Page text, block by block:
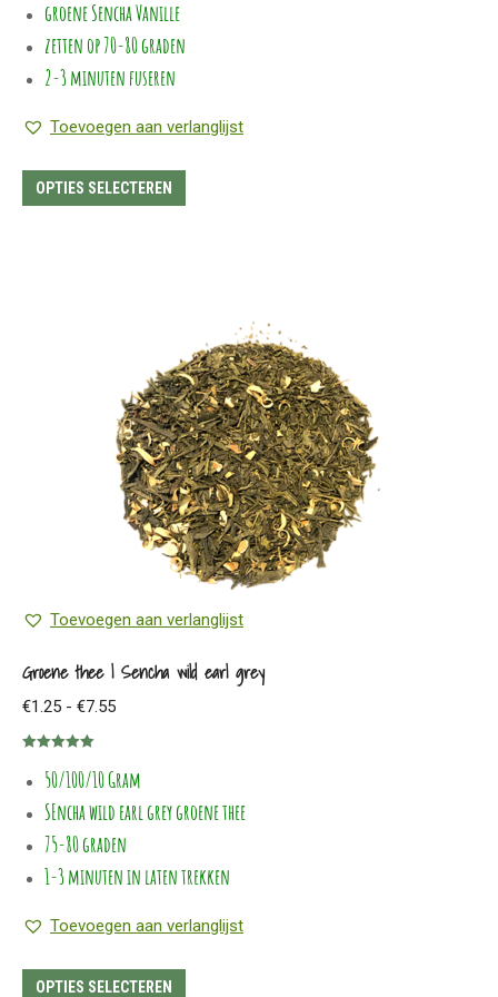
€6.95
groene Sencha Vanille
zetten op 70-80 graden
2-3 minuten fuseren
Toevoegen aan verlanglijst
OPTIES SELECTEREN
optie
kan
gekozen
worden
op
de
productpagina
Toevoegen aan verlanglijst
Groene thee | Sencha wild earl grey
€1.25 - €7.55Prijsklasse:
€7.55
uit 5
50/100/10 Gram
SEncha wild earl grey groene thee
75-80 graden
1-3 minuten in laten trekken
Toevoegen aan verlanglijst
OPTIES SELECTEREN